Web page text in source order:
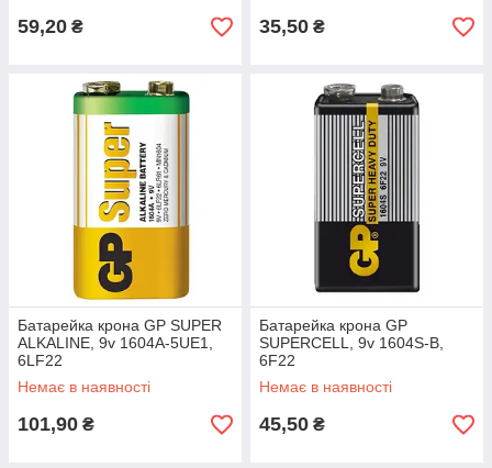
59,20 ₴ 35,50 ₴
Батарейка крона GP SUPER
ALKALINE, 9v 1604A-5UE1,
6LF22
Немає в наявності
101,90 ₴
Батарейка крона GP
SUPERCELL, 9v 1604S-B,
6F22
Немає в наявності
45,50 ₴